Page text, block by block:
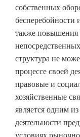
собственных
бесперебойности
также повышения
структура не
процессе своей
правовые и
хозяйственные
является одним
деятельности